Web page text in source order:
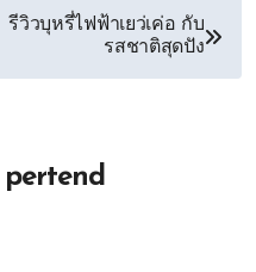
รีวิวบุหรี่ไฟฟ้าเยว่เค่อ กับ
รสชาติสุดปัง
pertend